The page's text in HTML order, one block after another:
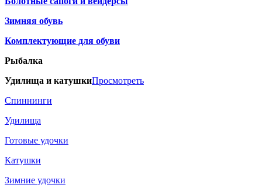
Зимняя обувь
Комплектующие для обуви
Рыбалка
Удилища и катушкиПросмотреть
Спиннинги
Удилища
Готовые удочки
Катушки
Зимние удочки